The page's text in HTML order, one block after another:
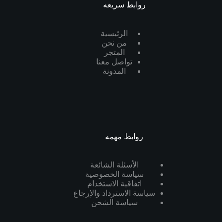
روابط سريعه
الرئيسية
من نحن
المتجر
تواصل معنا
المدونة
روابط مهمه
الأسئلة الشائعة
سياسة الخصوصية
اتفاقية الاستخدام
سياسة الاسترداد والإرجاع
سياسة الشحن